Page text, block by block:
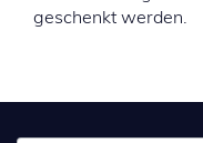
geschenkt werden.